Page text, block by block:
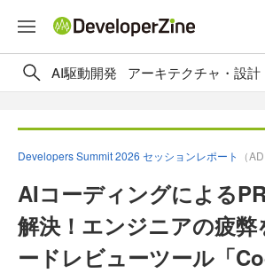
AI駆動開発 アーキテクチャ・設計
Developers Summit 2026 セッションレポート （AD
AIコーディングによる
解決！エンジニアの疲弊
ードレビューツール「